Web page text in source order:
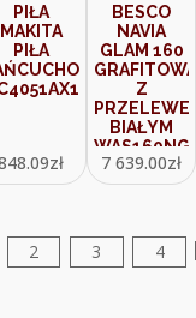
PIŁA
MAKITA
PIŁA
zł
BESCO
NAVIA
GLAM 160
GRAFITOWA
Z
PRZELEWEM
BIAŁYM
WAS160NGB
7 639.00zł
2 3 4